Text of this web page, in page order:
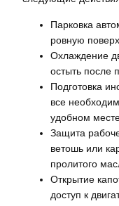
Парковка
ровную
Охлаждение
остыть после
Подготовка
все
удобном
Защита
ветошь или
пролитого
Открытие
доступ к